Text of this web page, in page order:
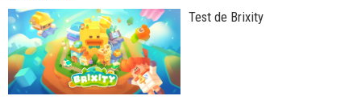
Test de Brixity